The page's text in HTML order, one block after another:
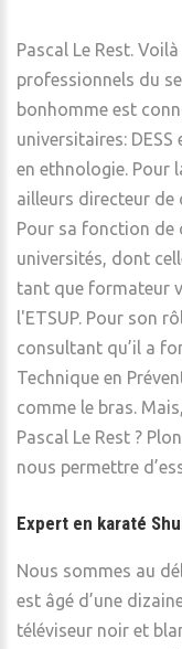
Pascal Le Rest.
professionnels du
bonhomme est
universitaires:
en ethnologie. Pour
ailleurs directeur de
Pour sa fonction de
universités, dont
tant que formateur
l'ETSUP. Pour son
consultant qu’il a
Technique en
comme le bras.
Pascal Le Rest ?
nous permettre
Expert en karaté
Nous sommes au
est âgé d’une
téléviseur noir et